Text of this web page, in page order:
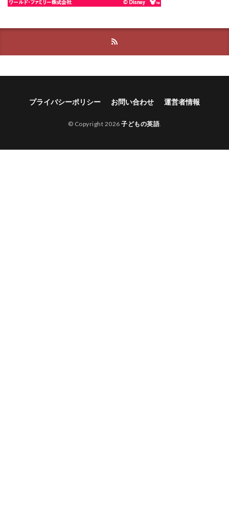
プライバシーポリシー お問い合わせ 運営者情報
© Copyright 2026 子どもの英語